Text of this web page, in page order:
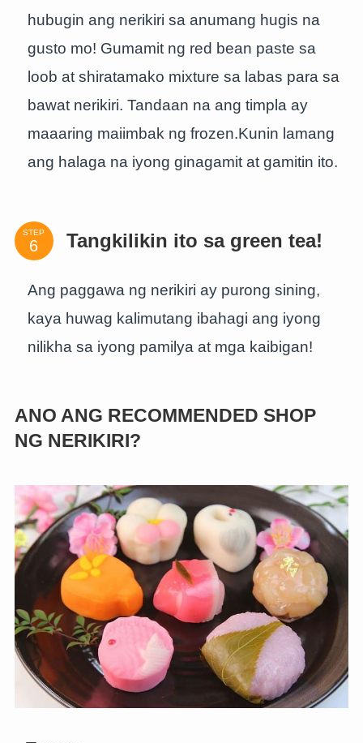
hubugin ang nerikiri sa anumang hugis na
gusto mo! Gumamit ng red bean paste sa
loob at shiratamako mixture sa labas para sa
bawat nerikiri. Tandaan na ang timpla ay
maaaring maiimbak ng frozen.Kunin lamang
ang halaga na iyong ginagamit at gamitin ito.
STEP Tangkilikin ito sa green tea!
Ang paggawa ng nerikiri ay purong sining,
kaya huwag kalimutang ibahagi ang iyong
nilikha sa iyong pamilya at mga kaibigan!
ANO ANG RECOMMENDED SHOP
NG NERIKIRI?